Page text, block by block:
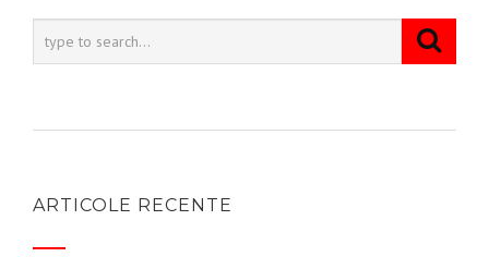
ARTICOLE RECENTE